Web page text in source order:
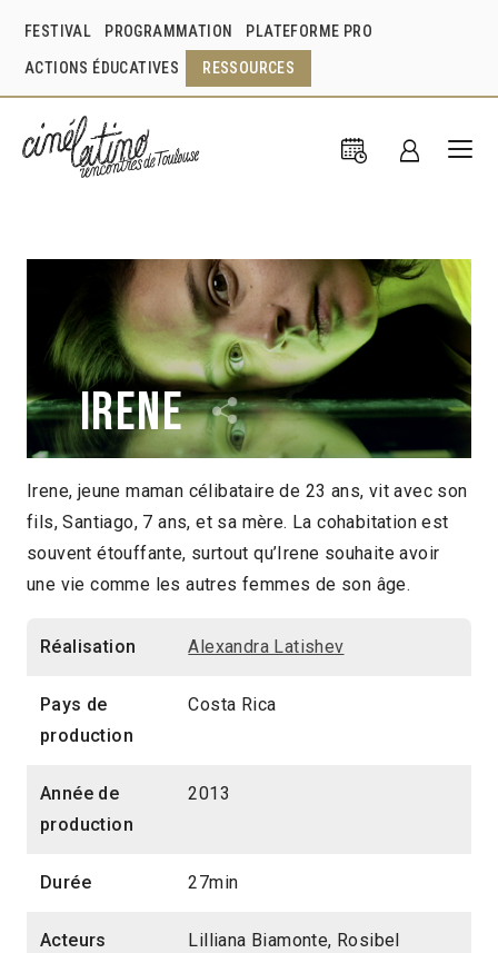
FESTIVAL PROGRAMMATION PLATEFORME PRO
ACTIONS ÉDUCATIVES RESSOURCES
Irene
Alexandra Latishev Costa Rica
2013
2014 > Compétition Court-métrage
Irene, jeune maman célibataire de 23 ans, vit avec son
fils, Santiago, 7 ans, et sa mère. La cohabitation est
souvent étouffante, surtout qu’Irene souhaite avoir
une vie comme les autres femmes de son âge.
Réalisation Alexandra Latishev
Pays de
production
Costa Rica
Année de
production
2013
Durée 27min
Acteurs
Lilliana Biamonte, Rosibel